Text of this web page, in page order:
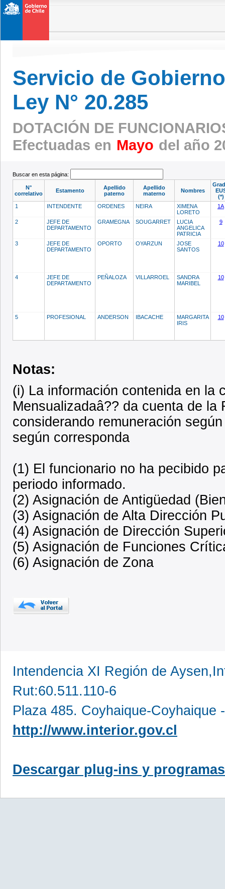
Servicio de
Ley N° 20.285
DOTACIÓN DE
Efectuadas en Mayo del año
Buscar en esta página:
N°
correlativo
Estamento
Apellido
paterno
Apellido
materno
Nombres
(*)
1
INTENDENTE ORDENES NEIRA
XIMENA
LORETO
1A
2
JEFE DE
DEPARTAMENTO
GRAMEGNA SOUGARRET
LUCIA
ANGELICA
PATRICIA
9
3
JEFE DE
DEPARTAMENTO
OPORTO OYARZUN
JOSE
SANTOS
10
4
JEFE DE
DEPARTAMENTO
PEÑALOZA VILLARROEL
SANDRA
MARIBEL
10
5 PROFESIONAL ANDERSON IBACACHE
MARGARITA
IRIS
10
Notas:
(i) La información contenida en la
Mensualizadaâ?? da cuenta de
considerando remuneración
según corresponda
(1) El funcionario no ha pecibido
periodo informado.
(2) Asignación de Antigüedad
(3) Asignación de Alta Dirección
(4) Asignación de Dirección
(5) Asignación de Funciones
(6) Asignación de Zona
Intendencia XI Región de
Rut:60.511.110-6
Plaza 485. Coyhaique-Coyhaique
http://www.interior.gov.cl
Descargar plug-ins y